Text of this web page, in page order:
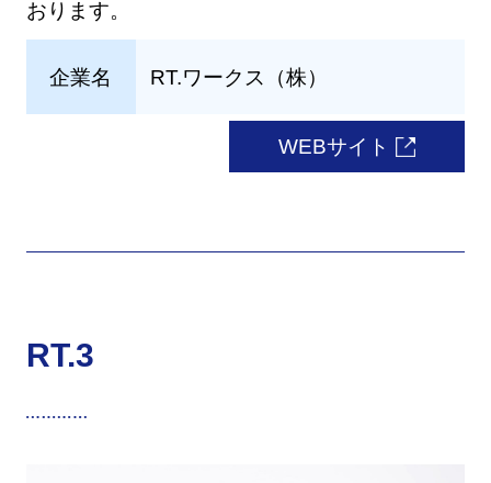
おります。
企業名 RT.ワークス（株）
WEBサイト
RT.3